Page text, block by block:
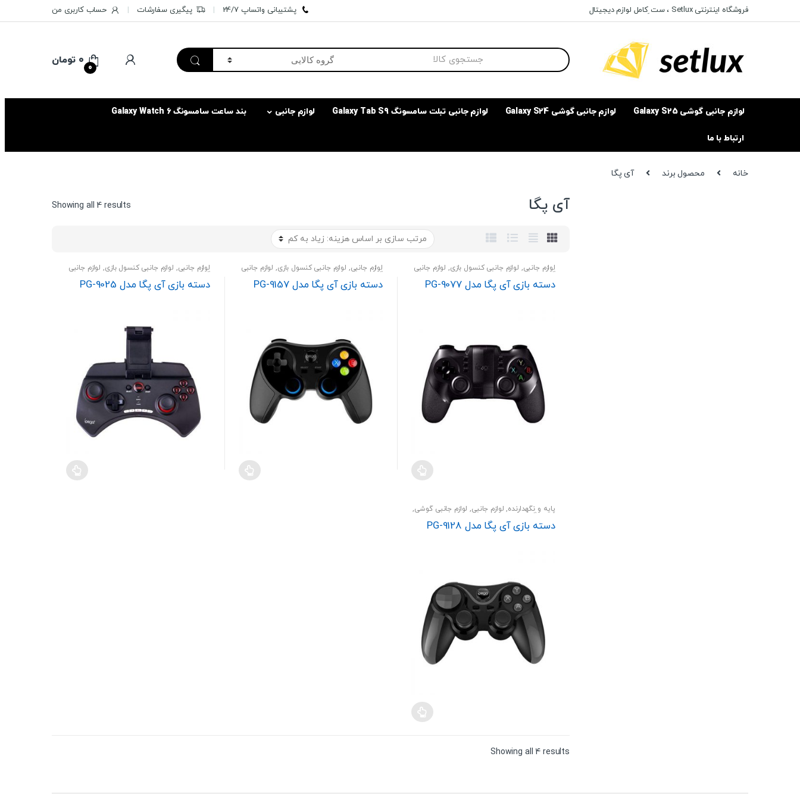
to
to
فروشگاه اینترنتی Setlux ، ست ِکامل لوازم دیجیتال پشتیبانی واتساپ 24/7 پیگیری سفارشات حساب کاربری من
Search
for:
0
۰ تومان
لوازم جانبی گوشی Galaxy S25 لوازم جانبی گوشی Galaxy S24 لوازم جانبی تبلت سامسونگ Galaxy Tab S9 لوازم جانبی بند ساعت سامسونگ Galaxy Watch 6
ارتباط با ما
خانه محصول برند آی پگا
آی پگا Showing all 4 results
Sorted
لوازم جانبی, لوازم جانبی کنسول بازی, لوازم جانبی
گوشی
دسته بازی آی پگا مدل PG-9077
لوازم جانبی, لوازم جانبی کنسول بازی, لوازم جانبی
گوشی
دسته بازی آی پگا مدل PG-9157
لوازم جانبی, لوازم جانبی کنسول بازی, لوازم جانبی
گوشی
دسته بازی آی پگا مدل PG-9025
پایه و نگهدارنده, لوازم جانبی, لوازم جانبی گوشی,
هولدر گوشی
دسته بازی آی پگا مدل PG-9128
Showing all 4 results
Sorted
low